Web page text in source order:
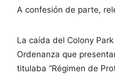
A confesión de parte,
La caída del Colony
Ordenanza que
titulaba “Régimen de